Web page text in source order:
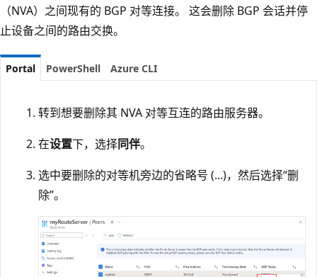
（NVA）之间现有的 BGP 对等连接。 这会删除 BGP 会话并停
止设备之间的路由交换。
Portal PowerShell Azure CLI
转到想要删除其 NVA 对等互连的路由服务器。
在设置下，选择同伴。
选中要删除的对等机旁边的省略号 (...)，然后选择“删
除”。